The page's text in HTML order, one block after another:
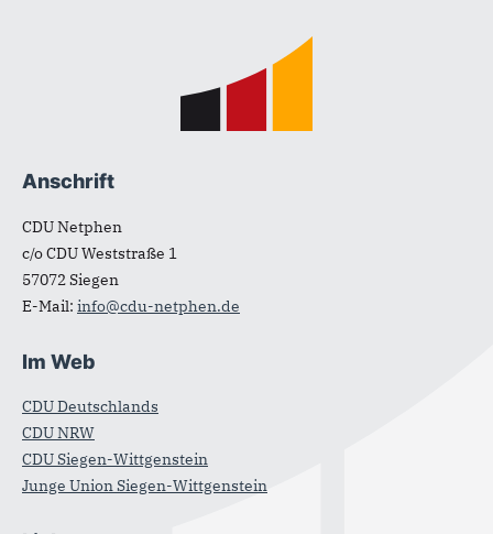
Anschrift
CDU Netphen
c/o CDU Weststraße 1
57072Siegen
E-Mail: info@cdu-netphen.de
Im Web
CDU Deutschlands
CDU NRW
CDU Siegen-Wittgenstein
Junge Union Siegen-Wittgenstein